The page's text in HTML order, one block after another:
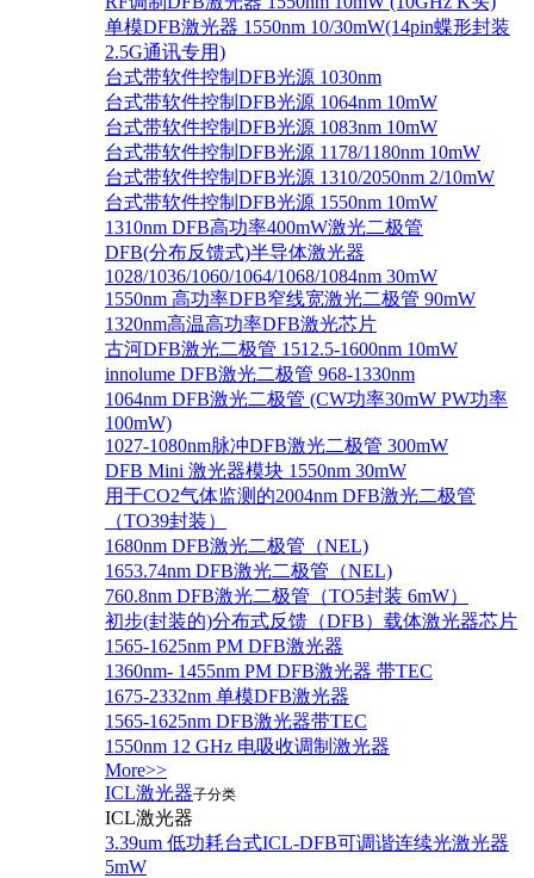
单模DFB激光器 1550nm 10/30mW(14pin蝶形封装
2.5G通讯专用)
台式带软件控制DFB光源 1030nm
台式带软件控制DFB光源 1064nm 10mW
台式带软件控制DFB光源 1083nm 10mW
台式带软件控制DFB光源 1178/1180nm 10mW
台式带软件控制DFB光源 1310/2050nm 2/10mW
台式带软件控制DFB光源 1550nm 10mW
1310nm DFB高功率400mW激光二极管
DFB(分布反馈式)半导体激光器
1028/1036/1060/1064/1068/1084nm 30mW
1550nm 高功率DFB窄线宽激光二极管 90mW
1320nm高温高功率DFB激光芯片
古河DFB激光二极管 1512.5-1600nm 10mW
innolume DFB激光二极管 968-1330nm
1064nm DFB激光二极管 (CW功率30mW PW功率
100mW)
1027-1080nm脉冲DFB激光二极管 300mW
DFB Mini 激光器模块 1550nm 30mW
用于CO2气体监测的2004nm DFB激光二极管
（TO39封装）
1680nm DFB激光二极管（NEL)
1653.74nm DFB激光二极管（NEL)
760.8nm DFB激光二极管（TO5封装 6mW）
初步(封装的)分布式反馈（DFB）载体激光器芯片
1565-1625nm PM DFB激光器
1360nm- 1455nm PM DFB激光器 带TEC
1675-2332nm 单模DFB激光器
1565-1625nm DFB激光器带TEC
1550nm 12 GHz 电吸收调制激光器
More>>
ICL激光器子分类
ICL激光器
3.39um 低功耗台式ICL-DFB可调谐连续光激光器
5mW